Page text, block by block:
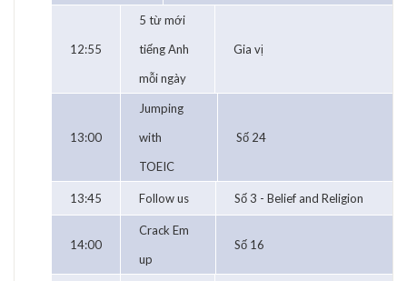
12:55
5 từ mới
tiếng Anh
mỗi ngày
Gia vị
13:00
Jumping
with
TOEIC
Số 24
13:45 Follow us Số 3 - Belief and Religion
14:00
Crack Em
up
Số 16